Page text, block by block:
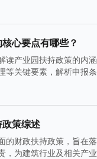
心要点有哪些？
产业园扶持政策的内
关键要素，解析申报
策综述
财政扶持政策，旨在
，为建筑行业及相关产